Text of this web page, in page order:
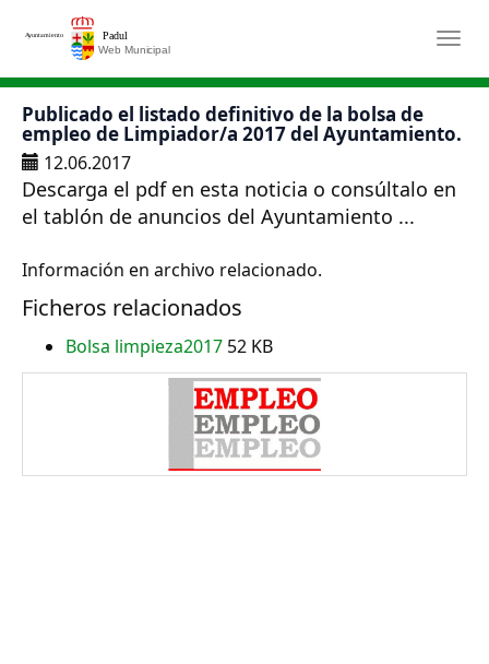
Saltar al contenido principal
Publicado el listado definitivo de la bolsa de
empleo de Limpiador/a 2017 del Ayuntamiento.
12.06.2017
Descarga el pdf en esta noticia o consúltalo en
el tablón de anuncios del Ayuntamiento ...
Información en archivo relacionado.
Ficheros relacionados
Bolsa limpieza2017 52 KB